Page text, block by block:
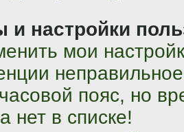
и настройки
мои
пояс, но
нет в списке!